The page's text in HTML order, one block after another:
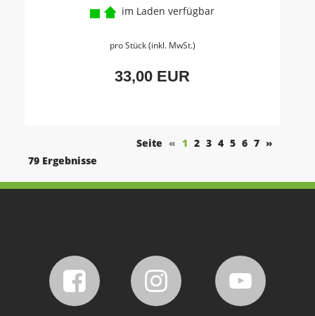
im Laden verfügbar
pro Stück (inkl. MwSt.)
33,00 EUR
Seite « 1 2 3 4 5 6 7 »
79 Ergebnisse